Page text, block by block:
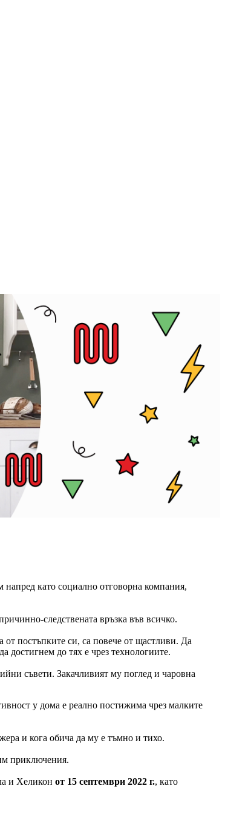
като социално отговорна компания,
следствената връзка във всичко.
от постъпките си, са повече от щастливи. Да
достигнем до тях е чрез технологиите.
съвети. Закачливият му поглед и чаровна
у дома е реално постижима чрез малките
и кога обича да му е тъмно и тихо.
приключения.
и Хеликон от 15 септември 2022 г., като